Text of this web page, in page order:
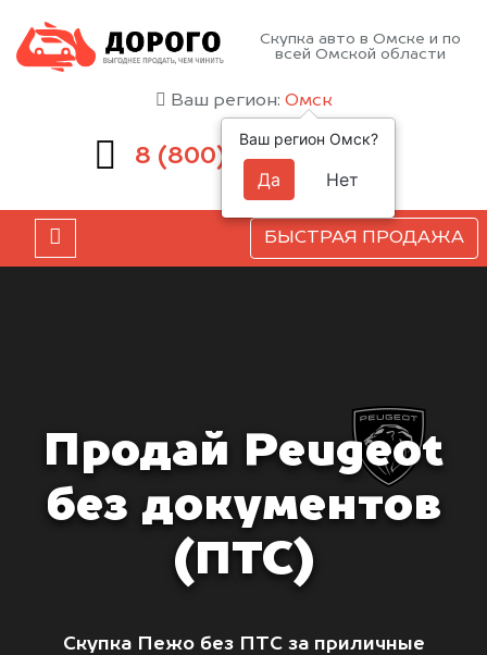
Скупка авто в Омске и по
всей Омской области
Ваш регион: Омск
8 (800) 551-81-15
БЫСТРАЯ ПРОДАЖА
Продай Peugeot
без документов
(ПТС)
Скупка Пежо без ПТС за приличные
Ваш регион Омск?
Да Нет